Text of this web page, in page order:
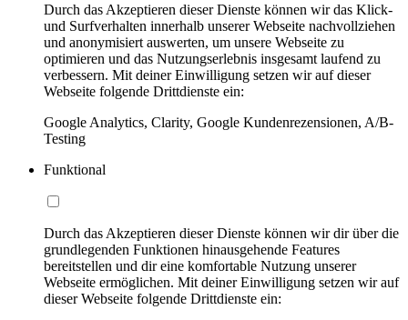
Durch das Akzeptieren dieser Dienste können wir das Klick-
und Surfverhalten innerhalb unserer Webseite nachvollziehen
und anonymisiert auswerten, um unsere Webseite zu
optimieren und das Nutzungserlebnis insgesamt laufend zu
verbessern. Mit deiner Einwilligung setzen wir auf dieser
Webseite folgende Drittdienste ein:
Google Analytics, Clarity, Google Kundenrezensionen, A/B-
Testing
Funktional
Durch das Akzeptieren dieser Dienste können wir dir über die
grundlegenden Funktionen hinausgehende Features
bereitstellen und dir eine komfortable Nutzung unserer
Webseite ermöglichen. Mit deiner Einwilligung setzen wir auf
dieser Webseite folgende Drittdienste ein: